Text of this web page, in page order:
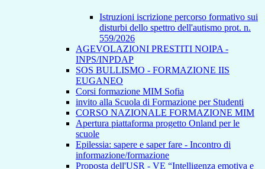
Istruzioni iscrizione percorso formativo sui
disturbi dello spettro dell'autismo prot. n.
559/2026
AGEVOLAZIONI PRESTITI NOIPA -
INPS/INPDAP
SOS BULLISMO - FORMAZIONE IIS
EUGANEO
Corsi formazione MIM Sofia
invito alla Scuola di Formazione per Studenti
CORSO NAZIONALE FORMAZIONE MIM
Apertura piattaforma progetto Onland per le
scuole
Epilessia: sapere e saper fare - Incontro di
informazione/formazione
Proposta dell'USR - VE “Intelligenza emotiva e